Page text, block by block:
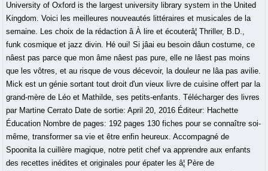
University of Oxford is the largest university library system in the United
Kingdom. Voici les meilleures nouveautés littéraires et musicales de la
semaine. Les choix de la rédaction â À lire et écouterâ¦ Thriller, B.D.,
funk cosmique et jazz divin. Hé oui! Si jâai eu besoin dâun costume, ce
nâest pas parce que mon âme nâest pas pure, elle ne lâest pas moins
que les vôtres, et au risque de vous décevoir, la douleur ne lâa pas avilie.
Mick est un génie sortant tout droit d'un vieux livre de cuisine offert par la
grand-mère de Léo et Mathilde, ses petits-enfants. Télécharger des livres
par Martine Cerrato Date de sortie: April 20, 2016 Éditeur: Hachette
Éducation Nombre de pages: 192 pages 130 fiches pour se connaître soi-
même, transformer sa vie et être enfin heureux. Accompagné de
Spoonita la cuillère magique, notre petit chef va apprendre aux enfants
des recettes inédites et originales pour épater les â¦ Père de